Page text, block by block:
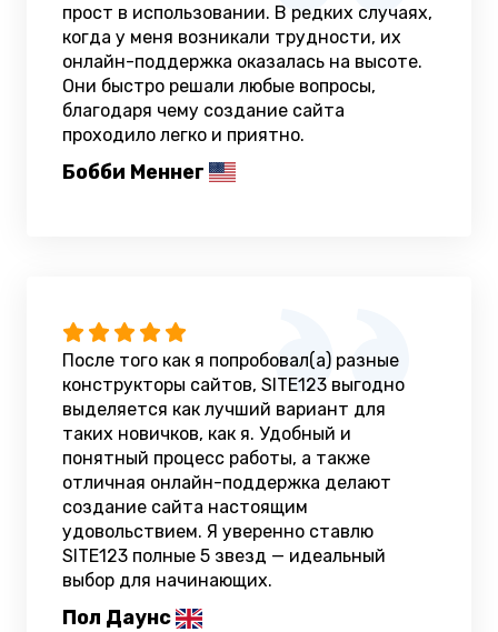
прост в использовании. В редких случаях,
когда у меня возникали трудности, их
онлайн-поддержка оказалась на высоте.
Они быстро решали любые вопросы,
благодаря чему создание сайта
проходило легко и приятно.
Бобби Меннег
После того как я попробовал(а) разные
конструкторы сайтов, SITE123 выгодно
выделяется как лучший вариант для
таких новичков, как я. Удобный и
понятный процесс работы, а также
отличная онлайн-поддержка делают
создание сайта настоящим
удовольствием. Я уверенно ставлю
SITE123 полные 5 звезд — идеальный
выбор для начинающих.
Пол Даунс